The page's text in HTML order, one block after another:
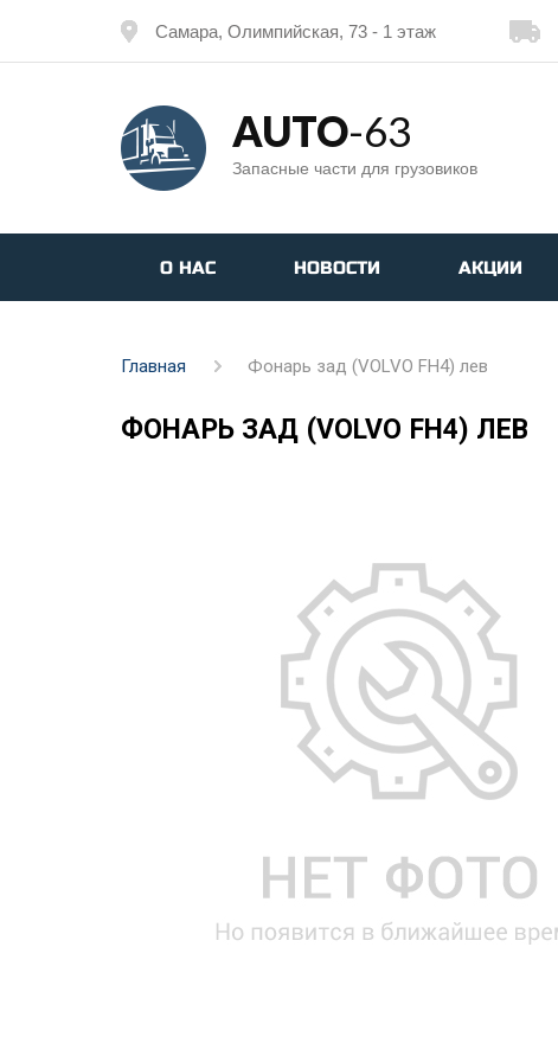
Самара, Олимпийская, 73 - 1 этаж
AUTO-63
Запасные части для грузовиков
О НАС НОВОСТИ АКЦИИ
Главная Фонарь зад (VOLVO FH4) лев
ФОНАРЬ ЗАД (VOLVO FH4) ЛЕВ